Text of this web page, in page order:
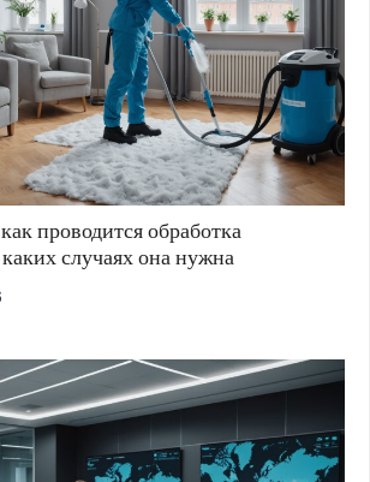
проводится обработка
случаях она нужна